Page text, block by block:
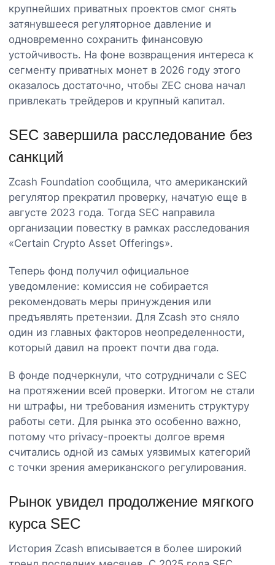
крупнейших приватных проектов смог снять
затянувшееся регуляторное давление и
одновременно сохранить финансовую
устойчивость. На фоне возвращения интереса к
сегменту приватных монет в 2026 году этого
оказалось достаточно, чтобы ZEC снова начал
привлекать трейдеров и крупный капитал.
SEC завершила расследование без
санкций
Zcash Foundation сообщила, что американский
регулятор прекратил проверку, начатую еще в
августе 2023 года. Тогда SEC направила
организации повестку в рамках расследования
«Certain Crypto Asset Offerings».
Теперь фонд получил официальное
уведомление: комиссия не собирается
рекомендовать меры принуждения или
предъявлять претензии. Для Zcash это сняло
один из главных факторов неопределенности,
который давил на проект почти два года.
В фонде подчеркнули, что сотрудничали с SEC
на протяжении всей проверки. Итогом не стали
ни штрафы, ни требования изменить структуру
работы сети. Для рынка это особенно важно,
потому что privacy-проекты долгое время
считались одной из самых уязвимых категорий
с точки зрения американского регулирования.
Рынок увидел продолжение мягкого
курса SEC
История Zcash вписывается в более широкий